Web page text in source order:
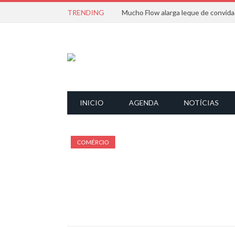
TRENDING
INICIO AGENDA NOTÍCIAS
COMÉRCIO